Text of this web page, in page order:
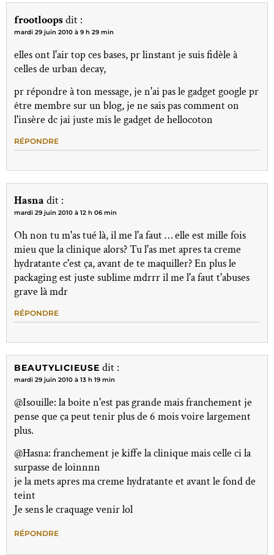
frootloopsdit :
mardi 29 juin 2010 à 9 h 29 min
elles ont l'air top ces bases, pr linstant je suis fidèle à
celles de urban decay,
pr répondre à ton message, je n'ai pas le gadget google pr
être membre sur un blog, je ne sais pas comment on
l'insère dc jai juste mis le gadget de hellocoton
RÉPONDRE
Hasna dit :
mardi 29 juin 2010 à 12 h 06 min
Oh non tu m'as tué là, il me l'a faut … elle est mille fois
mieu que la clinique alors? Tu l'as met apres ta creme
hydratante c'est ça, avant de te maquiller? En plus le
packaging est juste sublime mdrrr il me l'a faut t'abuses
grave là mdr
RÉPONDRE
BEAUTYLICIEUSE dit :
mardi 29 juin 2010 à 13 h 19 min
@Isouille: la boite n'est pas grande mais franchement je
pense que ça peut tenir plus de 6 mois voire largement
plus.
@Hasna: franchement je kiffe la clinique mais celle ci la
surpasse de loinnnn
je la mets apres ma creme hydratante et avant le fond de
teint
Je sens le craquage venir lol
RÉPONDRE